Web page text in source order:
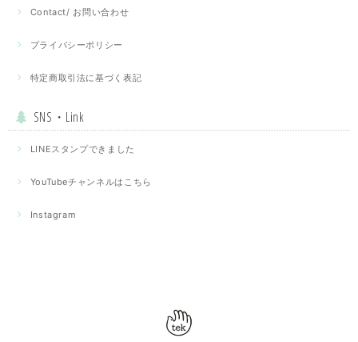
Contact/ お問い合わせ
プライバシーポリシー
特定商取引法に基づく表記
SNS・Link
LINEスタンプできました
YouTubeチャンネルはこちら
Instagram